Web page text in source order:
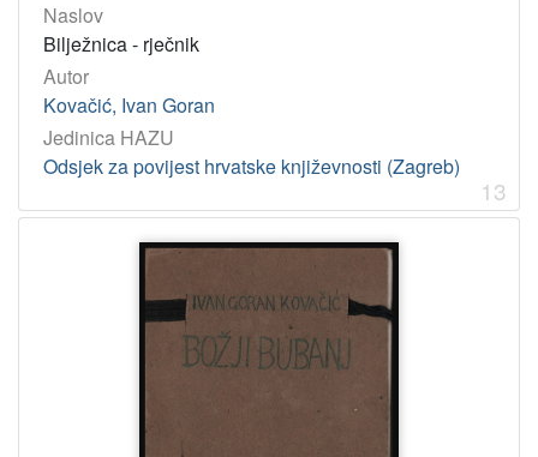
Naslov
Bilježnica - rječnik
Autor
Kovačić, Ivan Goran
Jedinica HAZU
Odsjek za povijest hrvatske književnosti (Zagreb)
13